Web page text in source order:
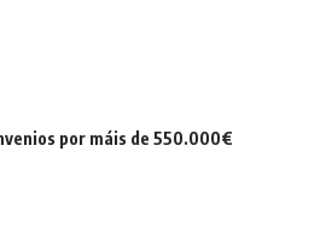
por máis de 550.000€